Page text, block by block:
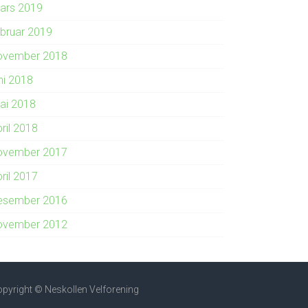
2019
2019
2018
2018
2018
2018
2017
2017
2016
2012
© Neskollen Velforening